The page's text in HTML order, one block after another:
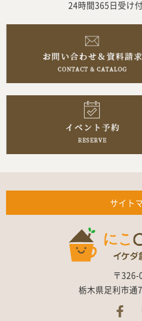
24時間365日受け
サイト
〒326-
栃木県足利市通